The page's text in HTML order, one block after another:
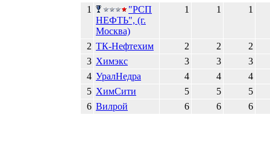
1
"РСП
НЕФТЬ", (г.
Москва)
1 1 1
2 ТК-Нефтехим 2 2
2
3 Химэкс 3 3
3
4 УралНедра 4 4
4
5 ХимСити 5 5
5
6 Вилрой 6 6 6